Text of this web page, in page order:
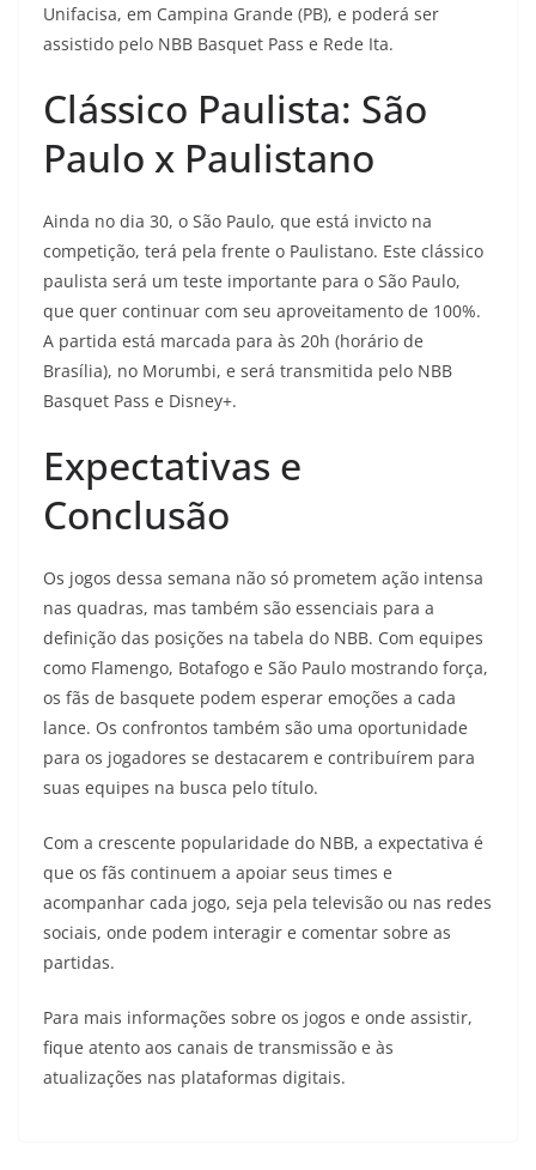
Unifacisa, em Campina Grande (PB), e poderá ser
assistido pelo NBB Basquet Pass e Rede Ita.
Clássico Paulista: São
Paulo x Paulistano
Ainda no dia 30, o São Paulo, que está invicto na
competição, terá pela frente o Paulistano. Este clássico
paulista será um teste importante para o São Paulo,
que quer continuar com seu aproveitamento de 100%.
A partida está marcada para às 20h (horário de
Brasília), no Morumbi, e será transmitida pelo NBB
Basquet Pass e Disney+.
Expectativas e
Conclusão
Os jogos dessa semana não só prometem ação intensa
nas quadras, mas também são essenciais para a
definição das posições na tabela do NBB. Com equipes
como Flamengo, Botafogo e São Paulo mostrando força,
os fãs de basquete podem esperar emoções a cada
lance. Os confrontos também são uma oportunidade
para os jogadores se destacarem e contribuírem para
suas equipes na busca pelo título.
Com a crescente popularidade do NBB, a expectativa é
que os fãs continuem a apoiar seus times e
acompanhar cada jogo, seja pela televisão ou nas redes
sociais, onde podem interagir e comentar sobre as
partidas.
Para mais informações sobre os jogos e onde assistir,
fique atento aos canais de transmissão e às
atualizações nas plataformas digitais.